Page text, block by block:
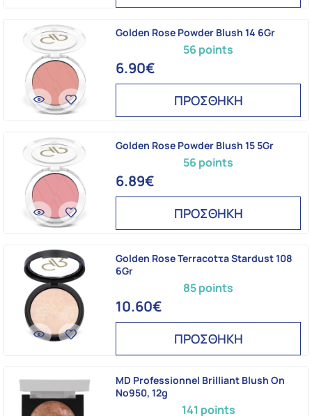
56 points
Golden Rose Powder Blush 14 6Gr
6.90€
ΠΡΟΣΘΗΚΗ
56 points
Golden Rose Powder Blush 15 5Gr
6.89€
ΠΡΟΣΘΗΚΗ
85 points
Golden Rose Terracotτa Stardust 108
6Gr
10.60€
ΠΡΟΣΘΗΚΗ
141 points
MD Professionnel Brilliant Blush On
No950, 12g